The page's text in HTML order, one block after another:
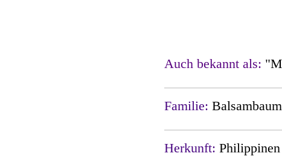
Auch bekannt als:
Familie:
Herkunft: Philippinen